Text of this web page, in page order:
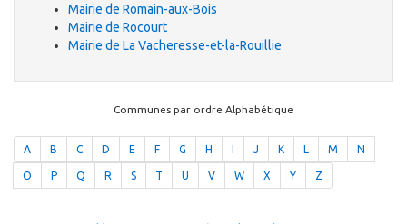
Mairie de Romain-aux-Bois
Mairie de Rocourt
Mairie de La Vacheresse-et-la-Rouillie
Communes par ordre Alphabétique
A B C D E F G H J K L M N
O P Q R S T U V W X Y Z